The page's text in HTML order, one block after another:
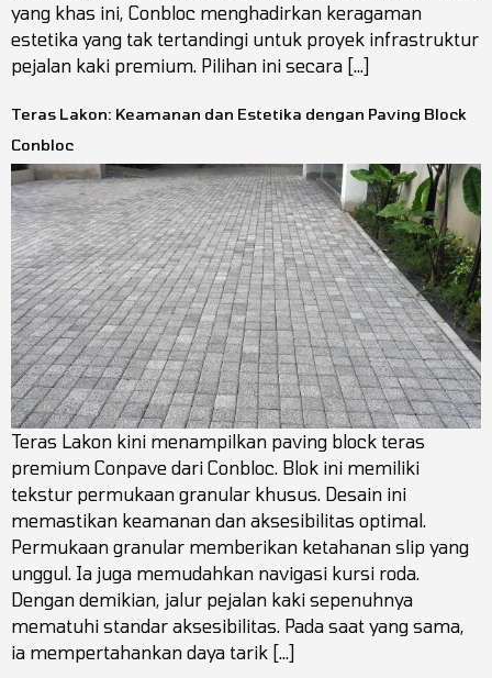
yang khas ini, Conbloc menghadirkan keragaman
estetika yang tak tertandingi untuk proyek infrastruktur
pejalan kaki premium. Pilihan ini secara […]
Teras Lakon: Keamanan dan Estetika dengan Paving Block
Conbloc
Teras Lakon kini menampilkan paving block teras
premium Conpave dari Conbloc. Blok ini memiliki
tekstur permukaan granular khusus. Desain ini
memastikan keamanan dan aksesibilitas optimal.
Permukaan granular memberikan ketahanan slip yang
unggul. Ia juga memudahkan navigasi kursi roda.
Dengan demikian, jalur pejalan kaki sepenuhnya
mematuhi standar aksesibilitas. Pada saat yang sama,
ia mempertahankan daya tarik […]